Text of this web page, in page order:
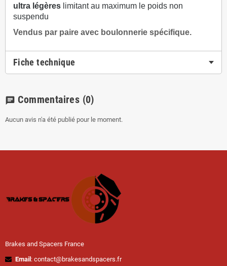
ultra légères limitant au maximum le poids non
suspendu
Vendus par paire avec boulonnerie spécifique.
Fiche technique
chat Commentaires (0)
Aucun avis n'a été publié pour le moment.
Brakes and Spacers France
Email : contact@brakesandspacers.fr